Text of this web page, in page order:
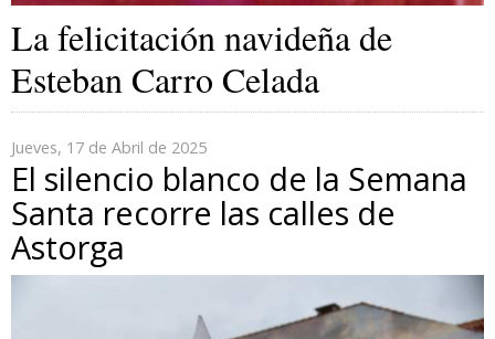
La felicitación navideña de
Esteban Carro Celada
Jueves, 17 de Abril de 2025
El silencio blanco de la Semana
Santa recorre las calles de
Astorga